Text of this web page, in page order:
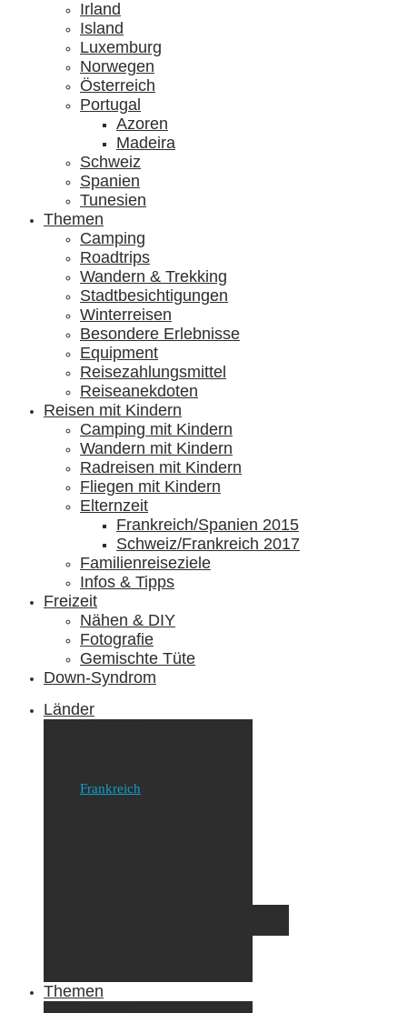
Irland
Island
Luxemburg
Norwegen
Österreich
Portugal
Azoren
Madeira
Schweiz
Spanien
Tunesien
Themen
Camping
Roadtrips
Wandern & Trekking
Stadtbesichtigungen
Winterreisen
Besondere Erlebnisse
Equipment
Reisezahlungsmittel
Reiseanekdoten
Reisen mit Kindern
Camping mit Kindern
Wandern mit Kindern
Radreisen mit Kindern
Fliegen mit Kindern
Elternzeit
Frankreich/Spanien 2015
Schweiz/Frankreich 2017
Familienreiseziele
Infos & Tipps
Freizeit
Nähen & DIY
Fotografie
Gemischte Tüte
Down-Syndrom
Länder
Frankreich
Themen